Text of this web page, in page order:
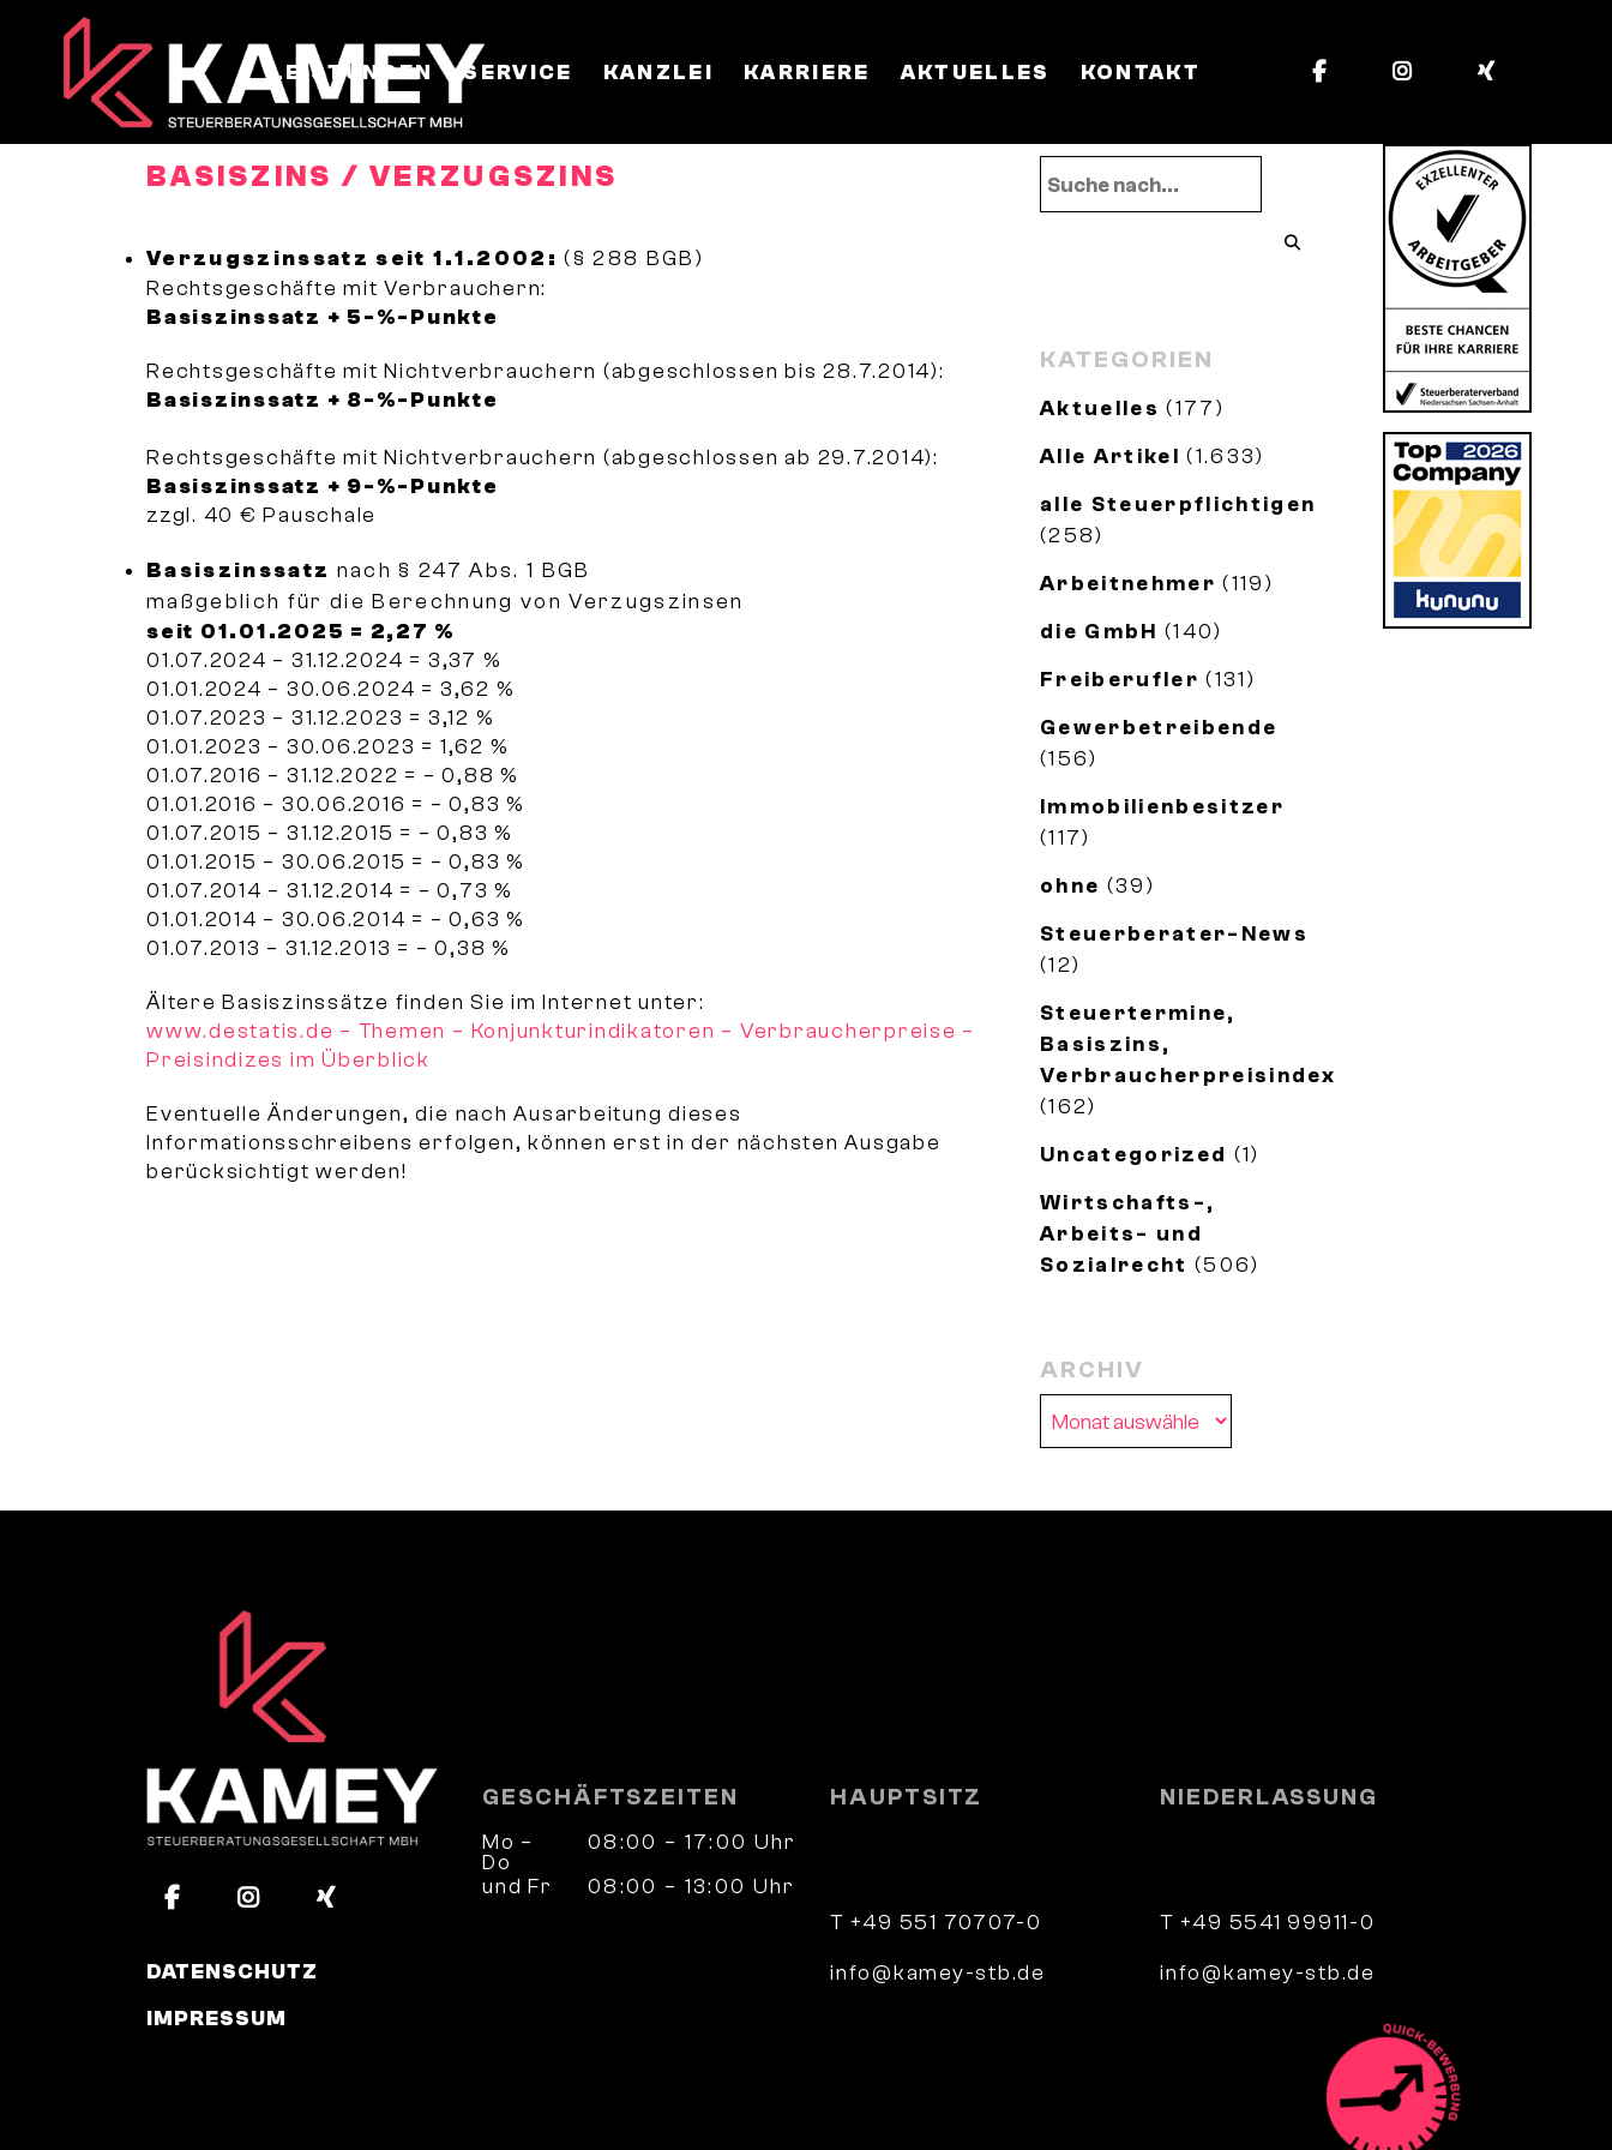
LEISTUNGEN SERVICE KANZLEI KARRIERE AKTUELLES KONTAKT
BASISZINS / VERZUGSZINS
Verzugszinssatz seit 1.1.2002:(§ 288 BGB)
Rechtsgeschäfte mit Verbrauchern:
Basiszinssatz + 5-%-Punkte
Rechtsgeschäfte mit Nichtverbrauchern (abgeschlossen bis 28.7.2014):
Basiszinssatz + 8-%-Punkte
Rechtsgeschäfte mit Nichtverbrauchern (abgeschlossen ab 29.7.2014):
Basiszinssatz + 9-%-Punkte
zzgl. 40 € Pauschale
Basiszinssatz nach § 247 Abs. 1 BGB
maßgeblich für die Berechnung von Verzugszinsen
seit 01.01.2025 = 2,27 %
01.07.2024 – 31.12.2024 = 3,37 %
01.01.2024 – 30.06.2024 = 3,62 %
01.07.2023 – 31.12.2023 = 3,12 %
01.01.2023 – 30.06.2023 = 1,62 %
01.07.2016 – 31.12.2022 = – 0,88 %
01.01.2016 – 30.06.2016 = – 0,83 %
01.07.2015 – 31.12.2015 = – 0,83 %
01.01.2015 – 30.06.2015 = – 0,83 %
01.07.2014 – 31.12.2014 = – 0,73 %
01.01.2014 – 30.06.2014 = – 0,63 %
01.07.2013 – 31.12.2013 = – 0,38 %
Ältere Basiszinssätze finden Sie im Internet unter:
www.destatis.de – Themen – Konjunkturindikatoren – Verbraucherpreise –
Preisindizes im Überblick
Eventuelle Änderungen, die nach Ausarbeitung dieses
Informationsschreibens erfolgen, können erst in der nächsten Ausgabe
berücksichtigt werden!
KATEGORIEN
Aktuelles (177)
Alle Artikel (1.633)
alle Steuerpflichtigen
(258)
Arbeitnehmer (119)
die GmbH (140)
Freiberufler (131)
Gewerbetreibende
(156)
Immobilienbesitzer
(117)
ohne (39)
Steuerberater-News
(12)
Steuertermine,
Basiszins,
Verbraucherpreisindex
(162)
Uncategorized (1)
Wirtschafts-,
Arbeits- und
Sozialrecht (506)
ARCHIV
DATENSCHUTZ
IMPRESSUM
GESCHÄFTSZEITEN
Mo –
Do
08:00 – 17:00 Uhr
und Fr
08:00 – 13:00 Uhr
HAUPTSITZ
T +49 551 70707-0
info@kamey-stb.de
NIEDERLASSUNG
T +49 5541 99911-0
info@kamey-stb.de